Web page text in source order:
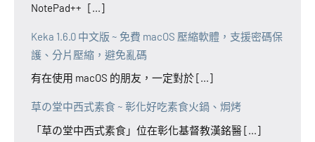
NotePad++ [...]
Keka 1.6.0 中文版 ~ 免費 macOS 壓縮軟體，支援密碼保
護、分片壓縮，避免亂碼
有在使用 macOS 的朋友，一定對於 [...]
草の堂中西式素食 ~ 彰化好吃素食火鍋、焗烤
「草の堂中西式素食」位在彰化基督教漢銘醫 [...]